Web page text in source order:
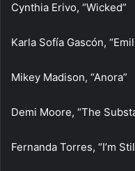
Cynthia Erivo, “Wicked”
Karla Sofía Gascón,
Mikey Madison, “Anora”
Demi Moore, “The
Fernanda Torres, “I’m